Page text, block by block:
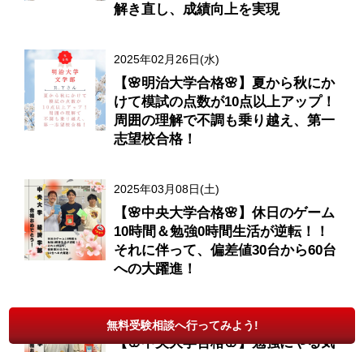
解き直し、成績向上を実現
2025年02月26日(水)
【🌸明治大学合格🌸】夏から秋にか
けて模試の点数が10点以上アップ！
周囲の理解で不調も乗り越え、第一
志望校合格！
2025年03月08日(土)
【🌸中央大学合格🌸】休日のゲーム
10時間＆勉強0時間生活が逆転！！
それに伴って、偏差値30台から60台
への大躍進！
2025年03月25日(火)
【🌸中央大学合格🌸】勉強にやる気
無料受験相談へ行ってみよう!